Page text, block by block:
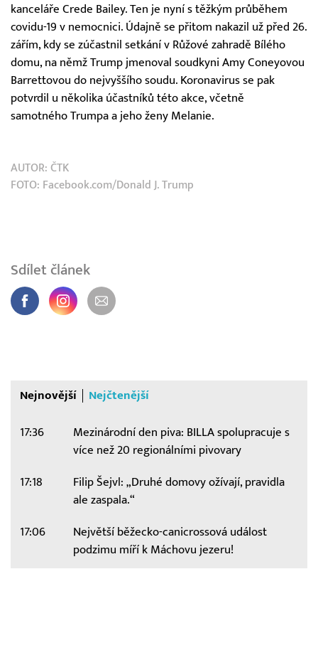
kanceláře Crede Bailey. Ten je nyní s těžkým průběhem
covidu-19 v nemocnici. Údajně se přitom nakazil už před 26.
zářím, kdy se zúčastnil setkání v Růžové zahradě Bílého
domu, na němž Trump jmenoval soudkyni Amy Coneyovou
Barrettovou do nejvyššího soudu. Koronavirus se pak
potvrdil u několika účastníků této akce, včetně
samotného Trumpa a jeho ženy Melanie.
AUTOR: ČTK
FOTO: Facebook.com/Donald J. Trump
Sdílet článek
Nejnovější Nejčtenější
17:36
Mezinárodní den piva: BILLA spolupracuje s
více než 20 regionálními pivovary
17:18
Filip Šejvl: „Druhé domovy ožívají, pravidla
ale zaspala.“
17:06
Největší běžecko-canicrossová událost
podzimu míří k Máchovu jezeru!